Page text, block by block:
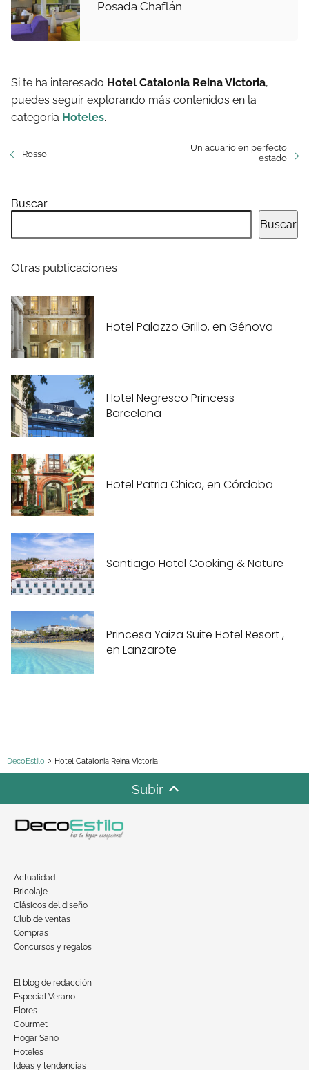
Posada Chaflán
Si te ha interesado Hotel Catalonia Reina Victoria,
puedes seguir explorando más contenidos en la
categoría Hoteles.
Rosso
Un acuario en perfecto
estado
Buscar
Buscar
Otras publicaciones
Hotel Palazzo Grillo, en Génova
Hotel Negresco Princess
Barcelona
Hotel Patria Chica, en Córdoba
Santiago Hotel Cooking & Nature
Princesa Yaiza Suite Hotel Resort ,
en Lanzarote
DecoEstilo Hotel Catalonia Reina Victoria
Subir
Actualidad
Bricolaje
Clásicos del diseño
Club de ventas
Compras
Concursos y regalos
El blog de redacción
Especial Verano
Flores
Gourmet
Hogar Sano
Hoteles
Ideas y tendencias